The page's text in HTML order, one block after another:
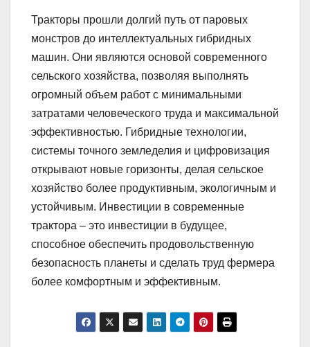
Тракторы прошли долгий путь от паровых
монстров до интеллектуальных гибридных
машин. Они являются основой современного
сельского хозяйства, позволяя выполнять
огромный объем работ с минимальными
затратами человеческого труда и максимальной
эффективностью. Гибридные технологии,
системы точного земледелия и цифровизация
открывают новые горизонты, делая сельское
хозяйство более продуктивным, экологичным и
устойчивым. Инвестиции в современные
трактора – это инвестиции в будущее,
способное обеспечить продовольственную
безопасность планеты и сделать труд фермера
более комфортным и эффективным.